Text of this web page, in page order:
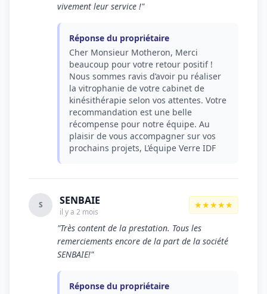
vivement leur service !"
Réponse du propriétaire
Cher Monsieur Motheron, Merci
beaucoup pour votre retour positif !
Nous sommes ravis d’avoir pu réaliser
la vitrophanie de votre cabinet de
kinésithérapie selon vos attentes. Votre
recommandation est une belle
récompense pour notre équipe. Au
plaisir de vous accompagner sur vos
prochains projets, L’équipe Verre IDF
S SENBAIE
il y a 2 mois
★★★★★
"Très content de la prestation. Tous les
remerciements encore de la part de la société
SENBAIE!"
Réponse du propriétaire